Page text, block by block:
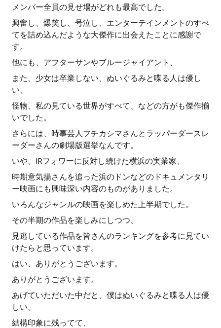
メンバー全員の見せ場がどれも最高でした。
興奮し、爆笑し、号泣し、エンターテインメントのすべ
てを詰め込んだような大傑作に出会えたことに感謝で
す。
他にも、アフターサンやブルージャイアント、
また、少女は卒業しない、ぬいぐるみと喋る人は優し
い、
怪物、私の見ている世界がすべて、などの方がも傑作揃
いでした。
さらには、時事芸人フチカシマさんとラッパーダースレ
ーダーさんの劇場版選挙なんです。
いや、IRフォワーに反対し続けた横浜の実業家、
時期意気揚さんを追った浜のドンなどのドキュメンタリ
ー映画にも興味深い内容のものがありました。
いろんなジャンルの映画を楽しめた上半期でした。
その半期の作品を楽しみにしつつ、
見逃している作品を皆さんのランキングを参考に見てい
けたらと思っています。
はい、ありがとうございます。
ありがとうございます。
あげていただいた中だと、僕はぬいぐるみと喋る人は優
しい、
結構印象に残ってて、